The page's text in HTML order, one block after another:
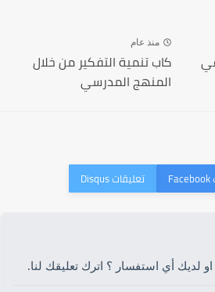
منذ عام
كاب تنمية التفكير من خلال
المنهج المدرسي
لديك أي استفسار ؟ اترك تعليقك لنا.